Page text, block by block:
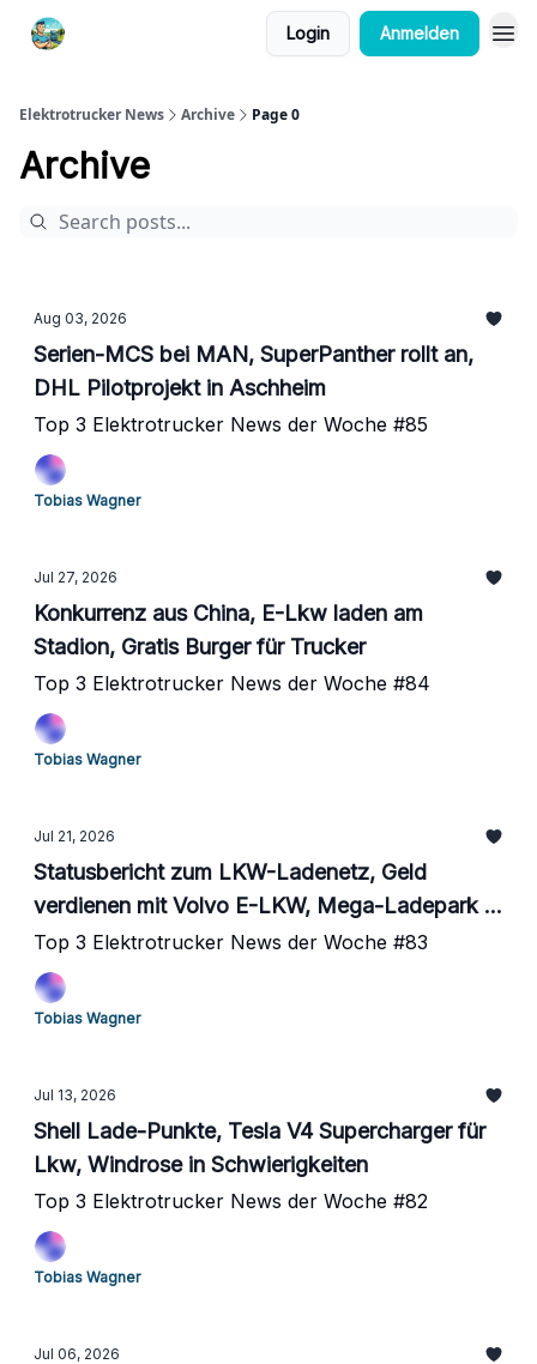
Login Anmelden
Elektrotrucker News Archive Page 0
Archive
Aug 03, 2026
Serien-MCS bei MAN, SuperPanther rollt an,
DHL Pilotprojekt in Aschheim
Top 3 Elektrotrucker News der Woche #85
Tobias Wagner
Jul 27, 2026
Konkurrenz aus China, E-Lkw laden am
Stadion, Gratis Burger für Trucker
Top 3 Elektrotrucker News der Woche #84
Tobias Wagner
Jul 21, 2026
Statusbericht zum LKW-Ladenetz, Geld
verdienen mit Volvo E-LKW, Mega-Ladepark in
China
Top 3 Elektrotrucker News der Woche #83
Tobias Wagner
Jul 13, 2026
Shell Lade-Punkte, Tesla V4 Supercharger für
Lkw, Windrose in Schwierigkeiten
Top 3 Elektrotrucker News der Woche #82
Tobias Wagner
Jul 06, 2026